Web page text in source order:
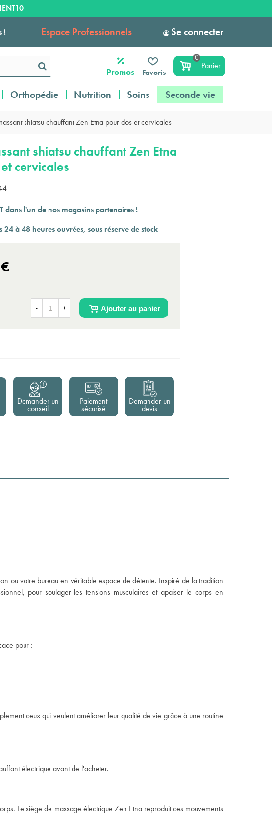
!
de
Espace Professionnels Se connecter
Promos Favoris
0
Panier
Orthopédie Nutrition Soins Seconde vie
shiatsu chauffant Zen Etna pour dos et cervicales
shiatsu chauffant Zen Etna
cervicales
dans l'un de nos magasins partenaires !
24 à 48 heures ouvrées, sous réserve de stock
- + Ajouter au panier
Demander un
conseil
Paiement
sécurisé
Demander un
devis
ou votre bureau en véritable espace de détente. Inspiré de la tradition
pour soulager les tensions musculaires et apaiser le corps en
pour :
ceux qui veulent améliorer leur qualité de vie grâce à une routine
électrique avant de l'acheter.
Le siège de massage électrique Zen Etna reproduit ces mouvements